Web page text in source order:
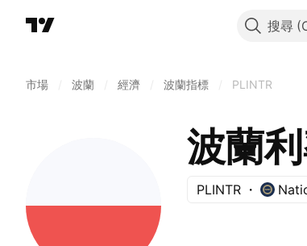
搜尋
市場 波蘭 經濟 波蘭指標 PLINTR
波蘭
PLINTR